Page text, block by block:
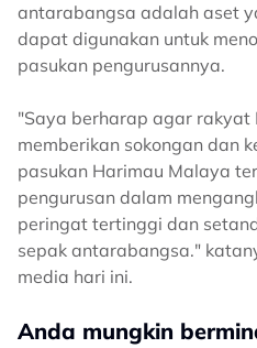
antarabangsa adalah aset
dapat digunakan untuk
pasukan pengurusannya.
"Saya berharap agar rakyat
memberikan sokongan dan
pasukan Harimau Malaya
pengurusan dalam
peringat tertinggi dan
sepak antarabangsa."
media hari ini.
Anda mungkin